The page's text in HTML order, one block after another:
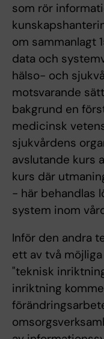
som rör
om sammanlagt
data och
hälso- och
motsvarande
bakgrund en
medicinsk
sjukvårdens
avslutande kurs
kurs där
- här behandlas
system inom
Inför den andra
ett av två
"teknisk
inriktning